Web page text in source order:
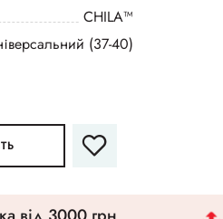
CHILA™
(37-40)